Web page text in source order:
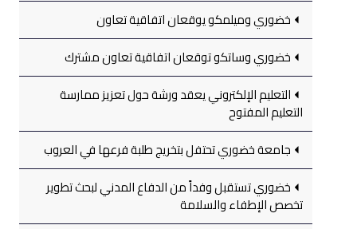
خضوري وميلمكو يوقعان اتفاقية تعاون
خضوري وساتكو توقعان اتفاقية تعاون مشترك
التعليم الإلكتروني يعقد ورشة حول تعزيز ممارسة
التعليم المفتوح
جامعة خضوري تحتفل بتخريج طلبة فرعها في العروب
خضوري تستقبل وفداً من الدفاع المدني لبحث تطوير
تخصص الإطفاء والسلامة